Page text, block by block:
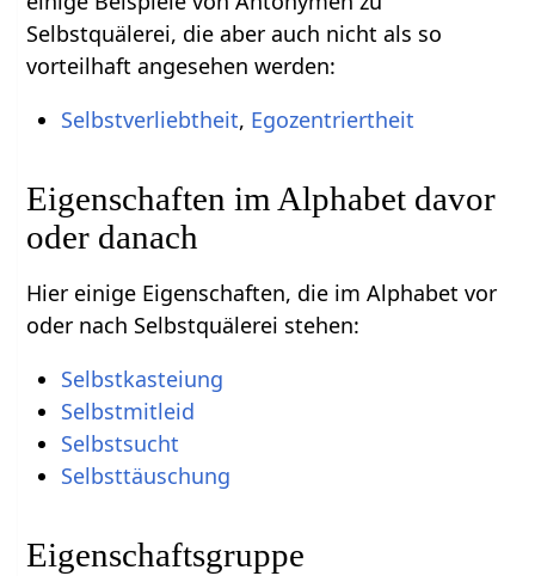
Selbstquälerei, die aber auch nicht als so
vorteilhaft angesehen werden:
Selbstverliebtheit, Egozentriertheit
Eigenschaften im Alphabet davor
oder danach
Hier einige Eigenschaften, die im Alphabet vor
oder nach Selbstquälerei stehen:
Selbstkasteiung
Selbstmitleid
Selbstsucht
Selbsttäuschung
Eigenschaftsgruppe